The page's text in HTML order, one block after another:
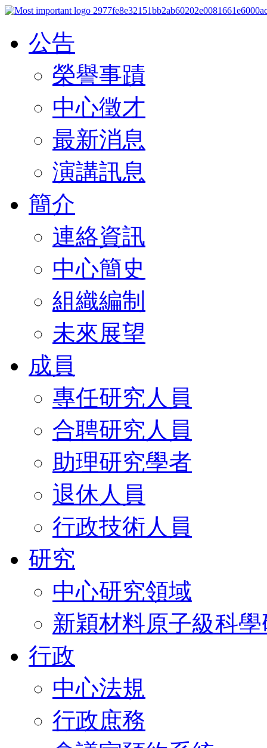
公告
榮譽事蹟
中心徵才
最新消息
演講訊息
簡介
連絡資訊
中心簡史
組織編制
未來展望
成員
專任研究人員
合聘研究人員
助理研究學者
退休人員
行政技術人員
研究
中心研究領域
新穎材料原子級科
行政
中心法規
行政庶務